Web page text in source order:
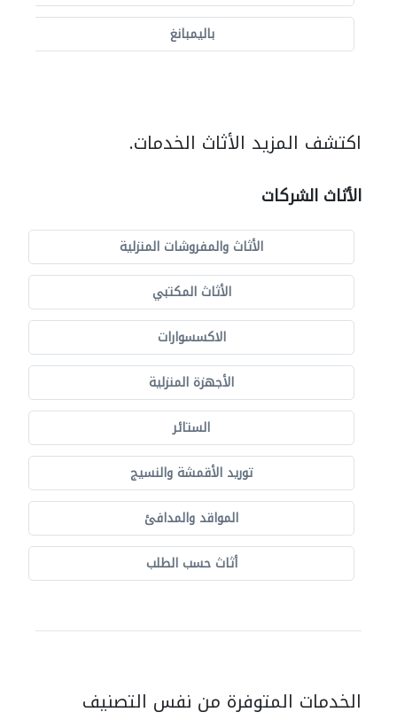
باليمبانغ
اكتشف المزيد الأثاث الخدمات.
الأثاث الشركات
الأثاث والمفروشات المنزلية
الأثاث المكتبي
الاكسسوارات
الأجهزة المنزلية
الستائر
توريد الأقمشة والنسيج
المواقد والمدافئ
أثاث حسب الطلب
الخدمات المتوفرة من نفس التصنيف